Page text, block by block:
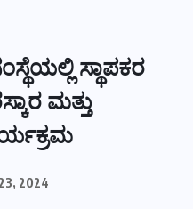
ಸ್ಥಾಪಕರ
ಮತ್ತು
2024